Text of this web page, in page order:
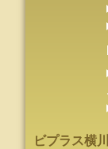
ビプラス横